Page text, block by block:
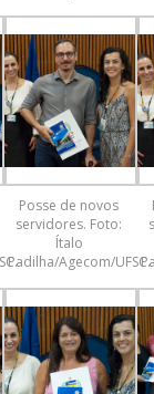
Posse de novos
servidores. Foto:
Ítalo
Padilha/Agecom/UFSC.